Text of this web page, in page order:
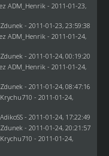
ADM_Henrik - 2011-01-23,
Zdunek - 2011-01-23, 23:59:38
ADM_Henrik - 2011-01-24,
Zdunek - 2011-01-24, 00:19:20
ADM_Henrik - 2011-01-24,
Zdunek - 2011-01-24, 08:47:16
Krychu710 - 2011-01-24,
- 2011-01-24, 17:22:49
Zdunek - 2011-01-24, 20:21:57
Krychu710 - 2011-01-24,